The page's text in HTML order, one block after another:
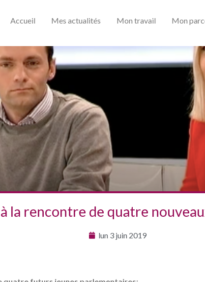
Accueil Mes actualités Mon travail Mon
la rencontre de quatre
lun 3 juin 2019